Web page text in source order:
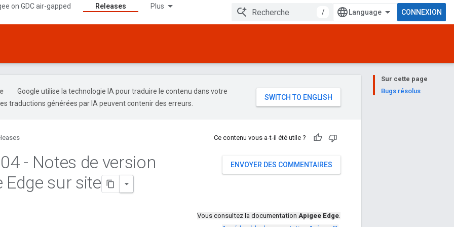
on GDC air-gapped Releases Plus
/ CONNEXION
Sur cette page
Bugs résolus
Google utilise la technologie IA pour traduire le contenu dans votre
traductions générées par IA peuvent contenir des erreurs.
Ce contenu vous a-t-il été utile ?
ENVOYER DES COMMENTAIRES
04 - Notes de version
Edge sur site
Vous consultez la documentation Apigee Edge.